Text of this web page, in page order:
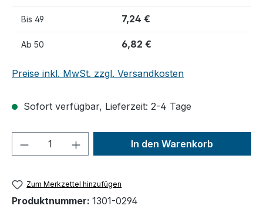
Bis 49 7,24 €
Ab 50 6,82 €
Preise inkl. MwSt. zzgl. Versandkosten
Sofort verfügbar, Lieferzeit: 2-4 Tage
Produkt Anzahl: Gib denIn den Warenkorb
Zum Merkzettel hinzufügen
Produktnummer: 1301-0294